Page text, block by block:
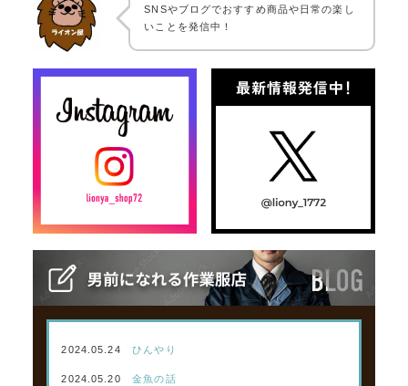
SNSやブログでおすすめ商品や日常の楽し
いことを発信中！
2024.05.24 ひんやり
2024.05.20 金魚の話